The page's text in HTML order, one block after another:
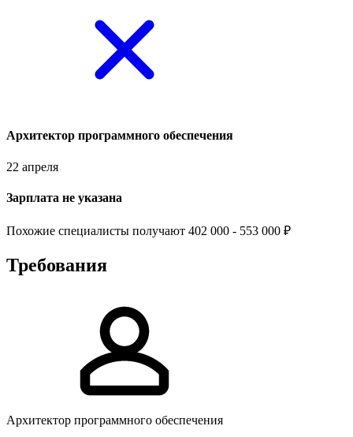
Архитектор программного обеспечения
22 апреля
Зарплата не указана
Похожие специалисты получают 402 000 - 553 000 ₽
Требования
Архитектор программного обеспечения